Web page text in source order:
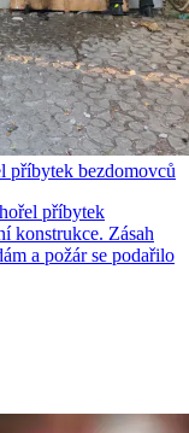
příbytek bezdomovců
příbytek
konstrukce. Zásah
a požár se podařilo